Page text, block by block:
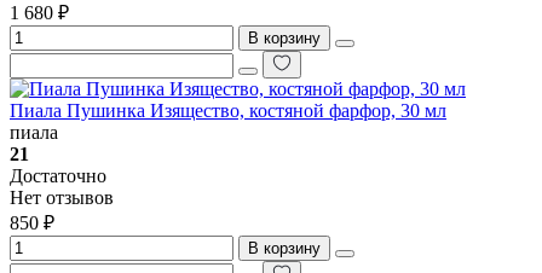
1 680 ₽
В корзину
Пиала Пушинка Изящество, костяной фарфор, 30 мл
пиала
21
Достаточно
Нет отзывов
850 ₽
В корзину